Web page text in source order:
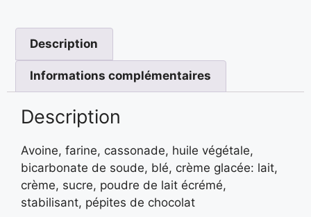
Description
Informations complémentaires
Description
Avoine, farine, cassonade, huile végétale,
bicarbonate de soude, blé, crème glacée: lait,
crème, sucre, poudre de lait écrémé,
stabilisant, pépites de chocolat